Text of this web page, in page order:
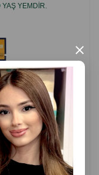
×
onun emal
YEMDIR.